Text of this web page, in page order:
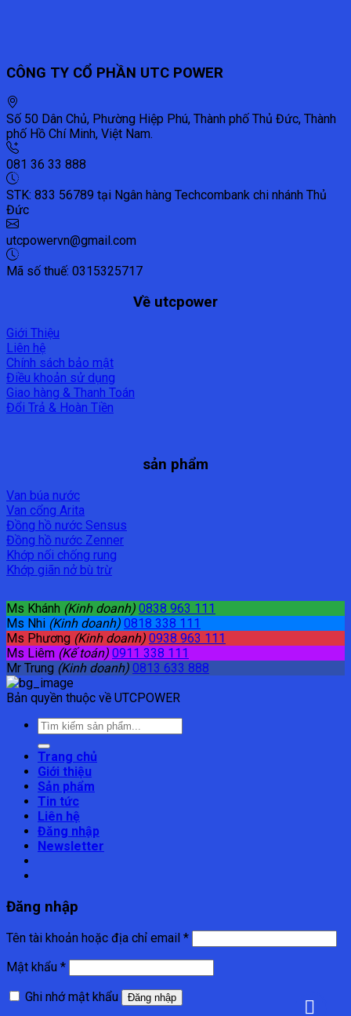
CÔNG TY CỔ PHẦN UTC POWER
Số 50 Dân Chủ, Phường Hiệp Phú, Thành phố Thủ Đức, Thành
phố Hồ Chí Minh, Việt Nam.
081 36 33 888
STK: 833 56789 tại Ngân hàng Techcombank chi nhánh Thủ
Đức
utcpowervn@gmail.com
Mã số thuế: 0315325717
Về utcpower
Giới Thiệu
Liên hệ
Chính sách bảo mật
Điều khoản sử dụng
Giao hàng & Thanh Toán
Đổi Trả & Hoàn Tiền
sản phẩm
Van búa nước
Van cổng Arita
Đồng hồ nước Sensus
Đồng hồ nước Zenner
Khớp nối chống rung
Khớp giãn nở bù trừ
Ms Khánh (Kinh doanh) 0838 963 111
Ms Nhi (Kinh doanh) 0818 338 111
Ms Phương (Kinh doanh) 0938 963 111
Ms Liêm (Kế toán) 0911 338 111
Mr Trung (Kinh doanh) 0813 633 888
Bản quyền thuộc về UTCPOWER
Tìm
kiếm:
Trang chủ
Giới thiệu
Sản phẩm
Tin tức
Liên hệ
Đăng nhập
Newsletter
Đăng nhập
Tên tài khoản hoặc địa chỉ email *
Mật khẩu *
Ghi nhớ mật khẩu
Đăng nhập